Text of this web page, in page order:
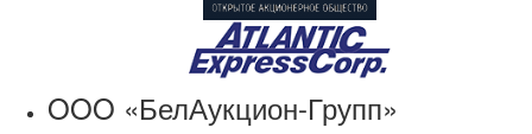
OOO «БелАукцион-Групп»